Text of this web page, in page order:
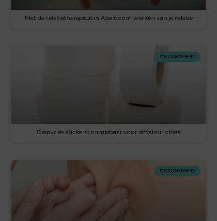
Met de relatietherapeut in Apeldoorn werken aan je relatie
GEZONDHEID
Diepvries stickers: onmisbaar voor amateur chefs
GEZONDHEID